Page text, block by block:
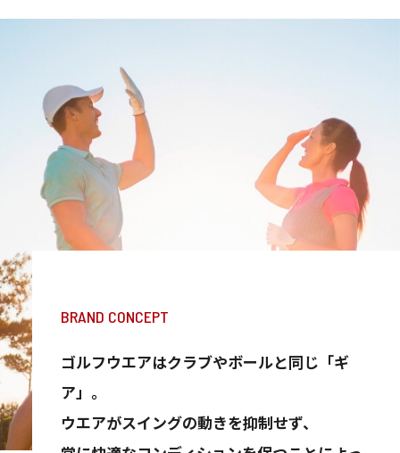
BRAND CONCEPT
ゴルフウエアはクラブやボールと同じ「ギ
ア」。
ウエアがスイングの動きを抑制せず、